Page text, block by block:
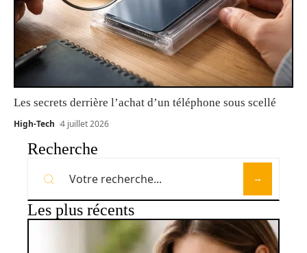
Les secrets derrière l’achat d’un téléphone sous scellé
High-Tech 4 juillet 2026
Recherche
Les plus récents